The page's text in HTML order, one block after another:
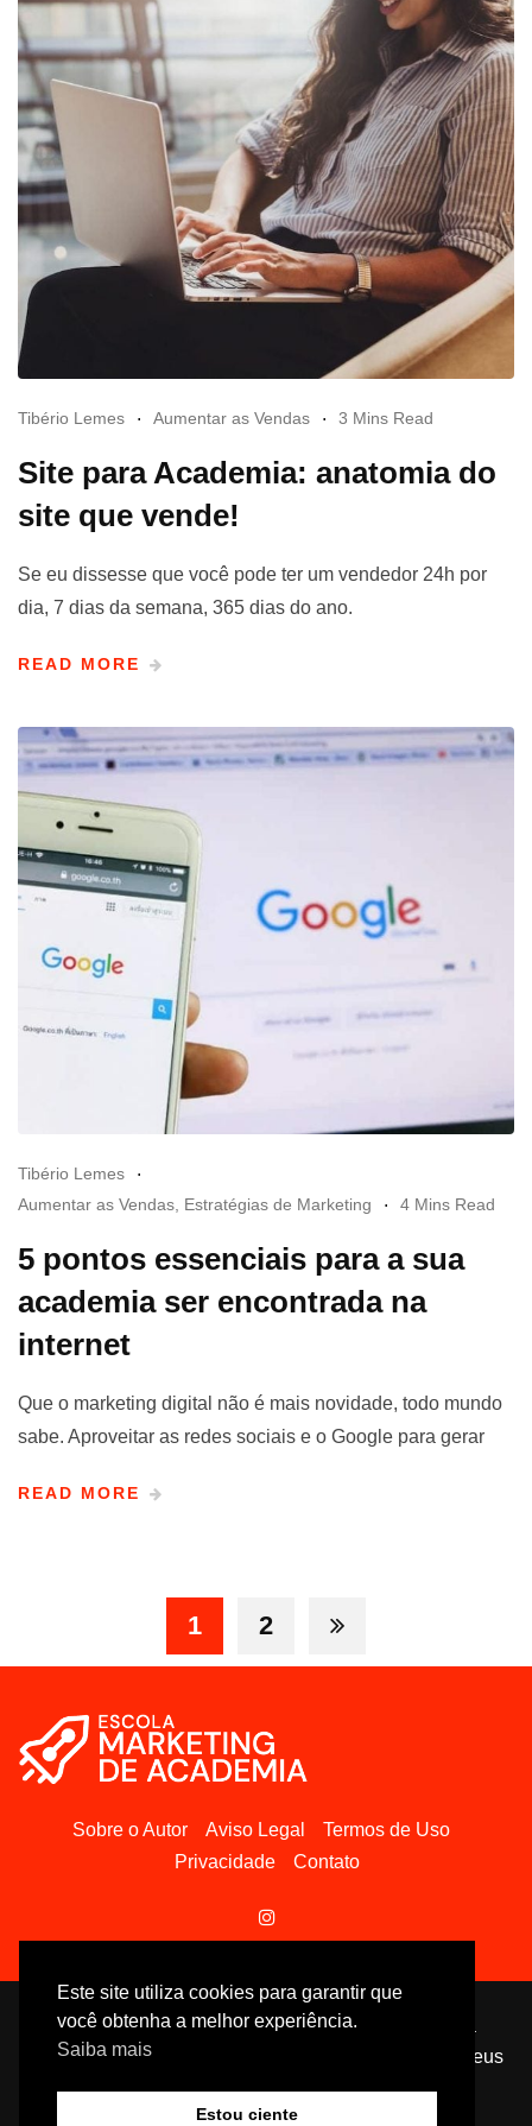
Tibério Lemes Aumentar as Vendas 3 Mins Read
Site para Academia: anatomia do
site que vende!
Se eu dissesse que você pode ter um vendedor 24h por
dia, 7 dias da semana, 365 dias do ano.
READ MORE
Tibério Lemes
Aumentar as Vendas Estratégias de Marketing 4 Mins Read
5 pontos essenciais para a sua
academia ser encontrada na
internet
Que o marketing digital não é mais novidade, todo mundo
sabe. Aproveitar as redes sociais e o Google para gerar
READ MORE
1 2
Sobre o Autor Aviso Legal
Termos de Uso
Privacidade
Contato
Escola Marketing para Academia - Marketing para
Academia: Conteúdos 100% gratuitos para turbinar seus
resultados!
Este site utiliza cookies para garantir que
você obtenha a melhor experiência.
Saiba mais
Estou ciente